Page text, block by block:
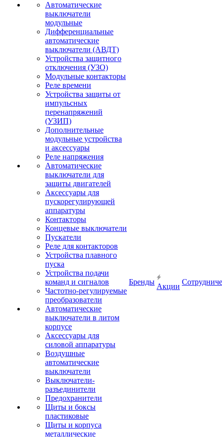
Автоматические
выключатели
модульные
Дифференциальные
автоматические
выключатели (АВДТ)
Устройства защитного
отключения (УЗО)
Модульные контакторы
Реле времени
Устройства защиты от
импульсных
перенапряжений
(УЗИП)
Дополнительные
модульные устройства
и аксессуары
Реле напряжения
Автоматические
выключатели для
защиты двигателей
Аксессуары для
пускорегулирующей
аппаратуры
Контакторы
Концевые выключатели
Пускатели
Реле для контакторов
Устройства плавного
пуска
Устройства подачи
команд и сигналов
Частотно-регулируемые
преобразователи
Автоматические
выключатели в литом
корпусе
Аксессуары для
силовой аппаратуры
Воздушные
автоматические
выключатели
Выключатели-
разъединители
Предохранители
Щиты и боксы
пластиковые
Щиты и корпуса
металлические
Бренды
Акции